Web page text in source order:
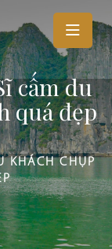
cấm du
quá đẹp
KHÁCH CHỤP